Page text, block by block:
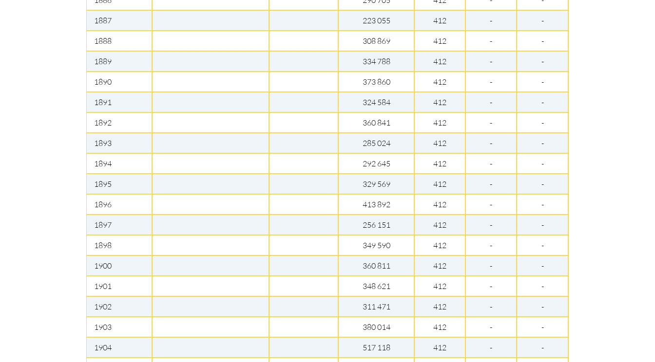
1887 223 055 412 - -
1888 308 869 412 - -
1889 334 788 412 - -
1890 373 860 412 - -
1891 324 584 412 - -
1892 360 841 412 - -
1893 285 024 412 - -
1894 292 645 412 - -
1895 329 569 412 - -
1896 413 892 412 - -
1897 256 151 412 - -
1898 349 590 412 - -
1900 360 811 412 - -
1901 348 621 412 - -
1902 311 471 412 - -
1903 380 014 412 - -
1904 517 118 412 - -